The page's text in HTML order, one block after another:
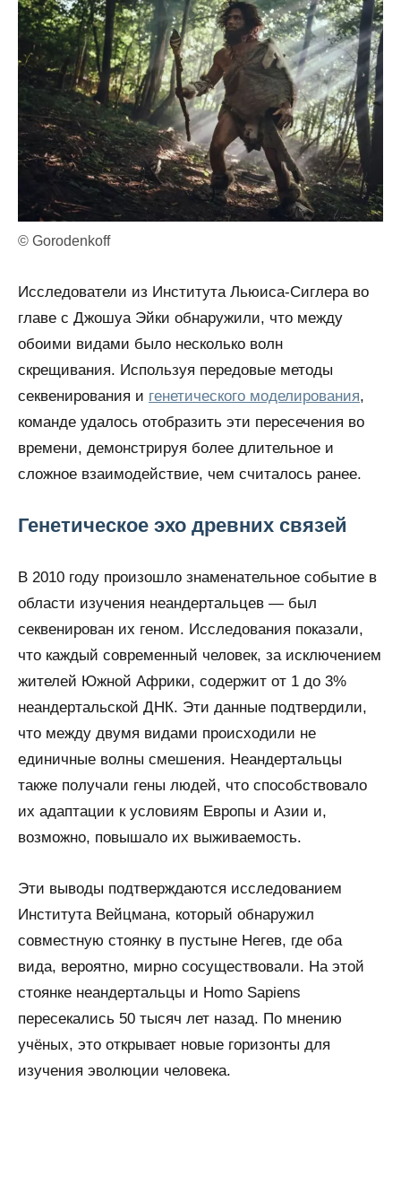
© Gorodenkoff
Исследователи из Института Льюиса-Сиглера во
главе с Джошуа Эйки обнаружили, что между
обоими видами было несколько волн
скрещивания. Используя передовые методы
секвенирования и генетического моделирования,
команде удалось отобразить эти пересечения во
времени, демонстрируя более длительное и
сложное взаимодействие, чем считалось ранее.
Генетическое эхо древних связей
В 2010 году произошло знаменательное событие в
области изучения неандертальцев — был
секвенирован их геном. Исследования показали,
что каждый современный человек, за исключением
жителей Южной Африки, содержит от 1 до 3%
неандертальской ДНК. Эти данные подтвердили,
что между двумя видами происходили не
единичные волны смешения. Неандертальцы
также получали гены людей, что способствовало
их адаптации к условиям Европы и Азии и,
возможно, повышало их выживаемость.
Эти выводы подтверждаются исследованием
Института Вейцмана, который обнаружил
совместную стоянку в пустыне Негев, где оба
вида, вероятно, мирно сосуществовали. На этой
стоянке неандертальцы и Homo Sapiens
пересекались 50 тысяч лет назад. По мнению
учёных, это открывает новые горизонты для
изучения эволюции человека.